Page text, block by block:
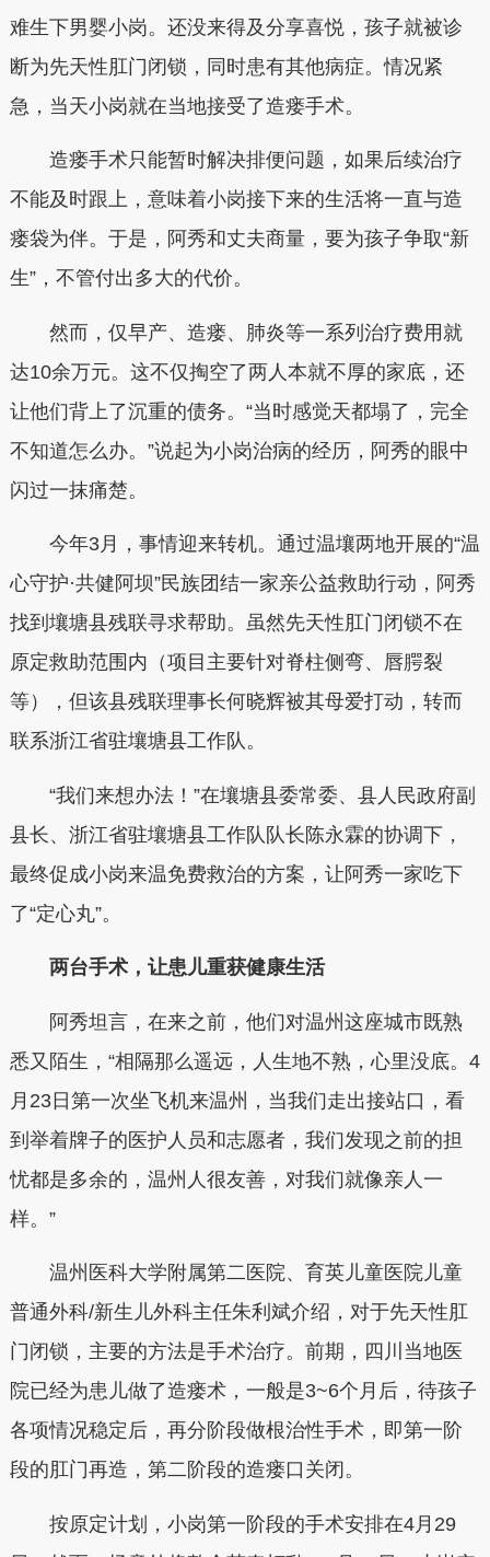
难生下男婴小岗。还没来得及分享喜悦，孩子就被诊
断为先天性肛门闭锁，同时患有其他病症。情况紧
急，当天小岗就在当地接受了造瘘手术。
造瘘手术只能暂时解决排便问题，如果后续治疗
不能及时跟上，意味着小岗接下来的生活将一直与造
瘘袋为伴。于是，阿秀和丈夫商量，要为孩子争取“新
生”，不管付出多大的代价。
然而，仅早产、造瘘、肺炎等一系列治疗费用就
达10余万元。这不仅掏空了两人本就不厚的家底，还
让他们背上了沉重的债务。“当时感觉天都塌了，完全
不知道怎么办。”说起为小岗治病的经历，阿秀的眼中
闪过一抹痛楚。
今年3月，事情迎来转机。通过温壤两地开展的“温
心守护·共健阿坝”民族团结一家亲公益救助行动，阿秀
找到壤塘县残联寻求帮助。虽然先天性肛门闭锁不在
原定救助范围内（项目主要针对脊柱侧弯、唇腭裂
等），但该县残联理事长何晓辉被其母爱打动，转而
联系浙江省驻壤塘县工作队。
“我们来想办法！”在壤塘县委常委、县人民政府副
县长、浙江省驻壤塘县工作队队长陈永霖的协调下，
最终促成小岗来温免费救治的方案，让阿秀一家吃下
了“定心丸”。
两台手术，让患儿重获健康生活
阿秀坦言，在来之前，他们对温州这座城市既熟
悉又陌生，“相隔那么遥远，人生地不熟，心里没底。4
月23日第一次坐飞机来温州，当我们走出接站口，看
到举着牌子的医护人员和志愿者，我们发现之前的担
忧都是多余的，温州人很友善，对我们就像亲人一
样。”
温州医科大学附属第二医院、育英儿童医院儿童
普通外科/新生儿外科主任朱利斌介绍，对于先天性肛
门闭锁，主要的方法是手术治疗。前期，四川当地医
院已经为患儿做了造瘘术，一般是3~6个月后，待孩子
各项情况稳定后，再分阶段做根治性手术，即第一阶
段的肛门再造，第二阶段的造瘘口关闭。
按原定计划，小岗第一阶段的手术安排在4月29